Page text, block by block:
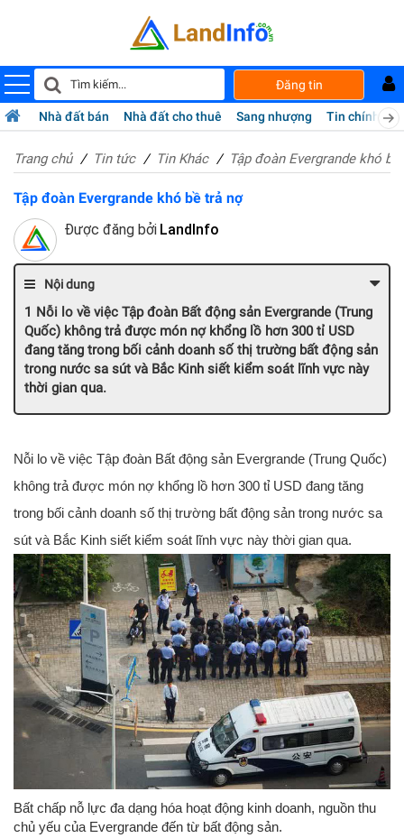
Đăng tin
Nhà đất bán Nhà đất cho thuê Sang nhượng Tin chính chủ
Trang chủ Tin tức Tin Khác Tập đoàn Evergrande khó
Tập đoàn Evergrande khó bề trả nợ
Được đăng bởi LandInfo
Nội dung
Nỗi lo về việc Tập đoàn Bất động sản Evergrande (Trung
Quốc) không trả được món nợ khổng lồ hơn 300 tỉ USD
đang tăng trong bối cảnh doanh số thị trường bất động sản
trong nước sa sút và Bắc Kinh siết kiểm soát lĩnh vực này
thời gian qua.
Nỗi lo về việc Tập đoàn Bất động sản Evergrande (Trung Quốc)
không trả được món nợ khổng lồ hơn 300 tỉ USD đang tăng
trong bối cảnh doanh số thị trường bất động sản trong nước sa
sút và Bắc Kinh siết kiểm soát lĩnh vực này thời gian qua.
Bất chấp nỗ lực đa dạng hóa hoạt động kinh doanh, nguồn thu
chủ yếu của Evergrande đến từ bất động sản.